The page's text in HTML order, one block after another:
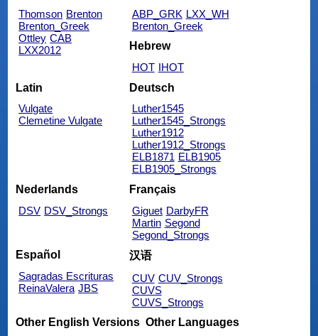
Thomson Brenton
Brenton_Greek
Ottley CAB
LXX2012
ABP_GRK LXX_WH
Brenton_Greek
Hebrew
HOT IHOT
Latin
Vulgate
Clemetine Vulgate
Deutsch
Luther1545
Luther1545_Strongs
Luther1912
Luther1912_Strongs
ELB1871 ELB1905
ELB1905_Strongs
Nederlands
DSV DSV_Strongs
Français
Giguet DarbyFR
Martin Segond
Segond_Strongs
Español
Sagradas Escrituras
ReinaValera JBS
汉语
CUV CUV_Strongs
CUVS
CUVS_Strongs
Other English Versions Other Languages